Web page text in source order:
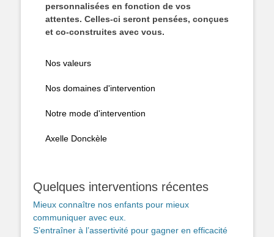
personnalisées en fonction de vos
attentes. Celles-ci seront pensées, conçues
et co-construites avec vous.
Nos valeurs
Nos domaines d'intervention
Notre mode d'intervention
Axelle Donckèle
Quelques interventions récentes
Mieux connaître nos enfants pour mieux
communiquer avec eux.
S’entraîner à l’assertivité pour gagner en efficacité